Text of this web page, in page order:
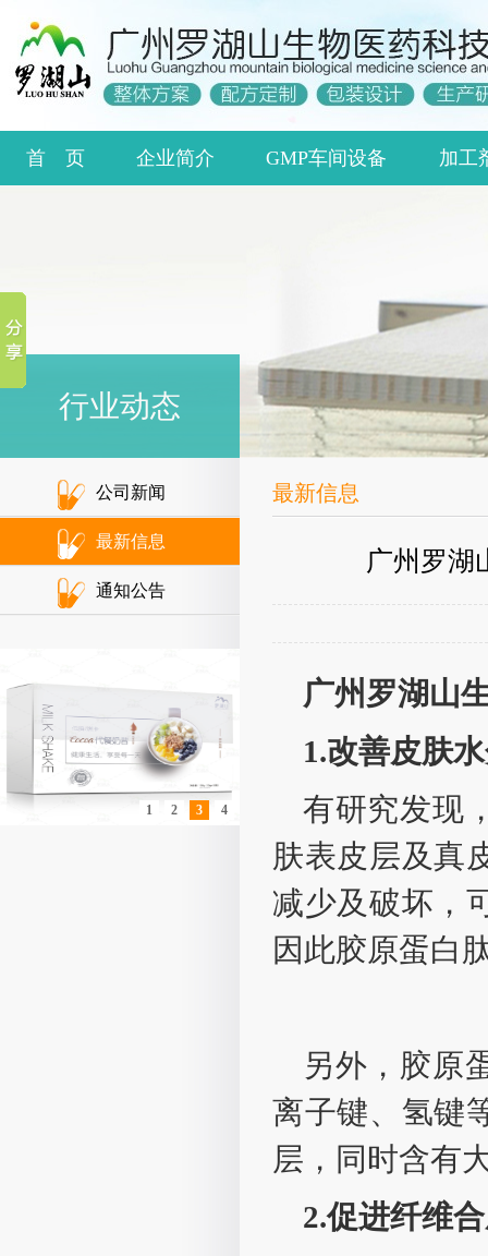
首 页 企业简介 GMP车间设备 加工
行业动态
公司新闻
最新信息
通知公告
1 2 3 4
最新信息
广州罗湖
广州罗湖山
1.改善皮肤
有研究发现
肤表皮层及真
减少及破坏，
因此胶原蛋白
另外，胶原
离子键、氢键
层，同时含有
2.促进纤维